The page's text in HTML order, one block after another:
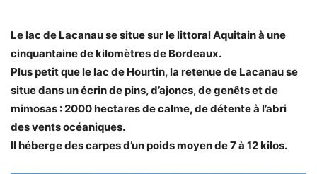
Le lac de Lacanau se situe sur le littoral Aquitain à une
cinquantaine de kilomètres de Bordeaux.
Plus petit que le lac de Hourtin, la retenue de Lacanau se
situe dans un écrin de pins, d’ajoncs, de genêts et de
mimosas : 2000 hectares de calme, de détente à l’abri
des vents océaniques.
Il héberge des carpes d’un poids moyen de 7 à 12 kilos.